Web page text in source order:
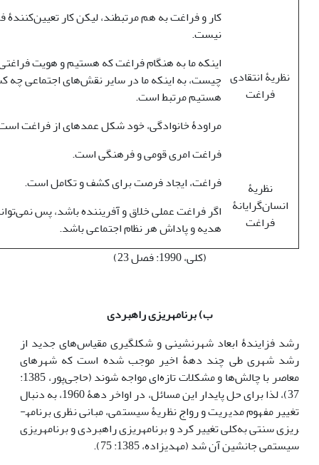
نظریۀ انتقادی
فراغت
کار و فراغت به هم مرتبطند، لیکن کار تعیین‌کنندۀ
نیست.
اینکه ما به هنگام فراغت که هستیم و هویت
چیست، به اینکه ما در سایر نقش‌های اجتماعی چه
هستیم مرتبط است.
مراودۀ خانوادگی، خود شکل عمده­ای از فراغت
فراغت امری قومی و فرهنگی است.
نظریۀ
انسان‌گرایانۀ
فراغت
فراغت، ایجاد فرصت برای کشف و تکامل است.
اگر فراغت عملی خلاق و آفریننده باشد، پس
هدیه و پاداش هر نظام اجتماعی باشد.
(کلی، 1990: فصل 23)
ب) برنامه­ریزی راهبردی
رشد فزایندۀ ابعاد شهرنشینی و شکل­گیری مقیاس‌های جدید از
رشد شهری طی چند دهۀ اخیر موجب شده است که شهرهای
معاصر با چالش‌ها و مشکلات تازه‌ای مواجه شوند (حاجی‌پور، 1385:
37)، لذا برای حل پایدار این مسائل، در اواخر دهۀ 1960، به دنبال
تغییر مفهوم مدیریت و رواج نظریۀ سیستمی، مبانی نظری برنامه­
ریزی سنتی به‌کلی تغییر کرد و برنامه­ریزی راهبردی و برنامه­ریزی
سیستمی جانشین آن شد (مهدیزاده، 1385: 75).